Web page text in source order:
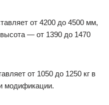
от 4200 до 4500 мм,
— от 1390 до 1470
от 1050 до 1250 кг в
модификации.